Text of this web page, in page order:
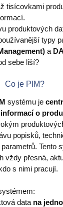
365
tisícovkami
produktových
typy
a
sebe liší?
Co je PIM?
systému je
o
popisků,
Tento
vždy přesná,
s nimi pracují.
data na